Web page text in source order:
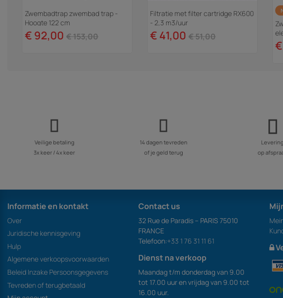
Zwembadtrap zwembad trap -
Hoogte 122 cm
€ 92,00 € 153,00
Filtratie met filter cartridge RX600
- 2,3 m3/uur
€ 41,00 € 51,00
Veilige betaling
3x keer / 4x keer
14 dagen tevreden
of je geld terug
Levering
op
Informatie en kontakt
Over
Juridische kennisgeving
Hulp
Algemene verkoopsvoorwaarden
Beleid Inzake Persoonsgegevens
Tevreden of terugbetaald
Contact us
32 Rue de Paradis – PARIS 75010
FRANCE
Telefoon:+33 1 76 31 11 61
Dienst na verkoop
Maandag t/m donderdag van 9.00
tot 17.00 uur en vrijdag van 9.00 tot
16.00 uur.